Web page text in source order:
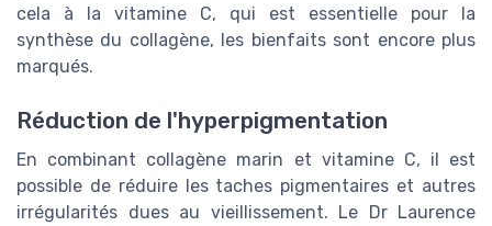
cela à la vitamine C, qui est essentielle pour la
synthèse du collagène, les bienfaits sont encore plus
marqués.
Réduction de l'hyperpigmentation
En combinant collagène marin et vitamine C, il est
possible de réduire les taches pigmentaires et autres
irrégularités dues au vieillissement. Le Dr Laurence